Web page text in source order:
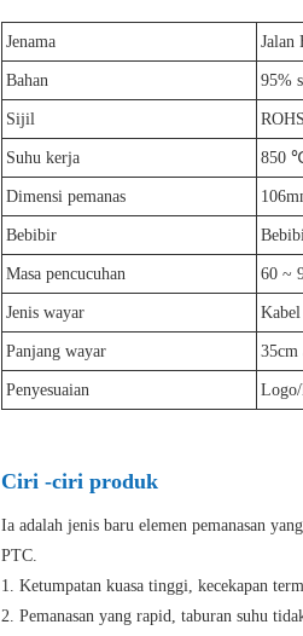
Jenama Jalan
Bahan 95%
Sijil
Suhu kerja 850
Dimensi pemanas
Bebibir
Masa pencucuhan 60 ~
Jenis wayar
Panjang wayar 35cm
Penyesuaian Logo/
Ciri -ciri produk
Ia adalah jenis baru elemen pemanasan
PTC.
1. Ketumpatan kuasa tinggi, kecekapan
2. Pemanasan yang rapid, taburan suhu